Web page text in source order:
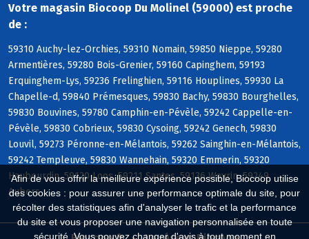
Afin de vous offrir la meilleure expérience possible, Biocoop utilise
des cookies : pour assurer une performance optimale du site, pour
récolter des statistiques afin d'analyser le trafic et la performance
du site et vous proposer une navigation personnalisée en toute
sécurité. Vous pouvez changer d'avis à tout moment en
Votre magasin Biocoop Du Molinel (59000) est proche
de :
59310 Auchy-lez-Orchies, 59310 Nomain, 59850 Nieppe, 59280
Armentières, 59280 Bois-Grenier, 59160 Capinghem, 59193
Erquinghem-Lys, 59236 Frelinghien, 59116 Houplines, 59930 La
Chapelle-d, 59840 Prémesques, 59830 Bachy, 59830 Bourghelles,
59830 Bouvines, 59780 Camphin-en-Pévèle, 59242 Cappelle-en-
Pévèle, 59830 Cobrieux, 59830 Cysoing, 59242 Genech, 59830
Louvil, 59273 Péronne-en-Mélantois, 59262 Sainghin-en-Mélantois,
59242 Templeuve, 59830 Wannehain, 59320 Emmerin, 59320
Haubourdin, 59120 Loos, 59211 Santes, 59136 Wavrin, 59249
Aubers